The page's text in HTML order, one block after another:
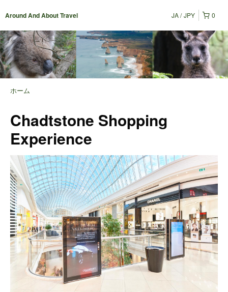
Around And About Travel 0
JA JPY
ホーム
Chadtstone Shopping
Experience